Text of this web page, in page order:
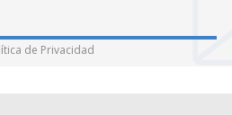
de Privacidad